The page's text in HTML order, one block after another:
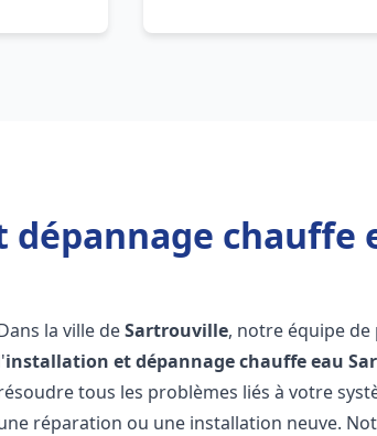
chauffe
la ville deSartrouville, notre équipe de
installation et dépannage chauffe eau
tous les problèmes liés à votre
réparation ou une installation neuve.